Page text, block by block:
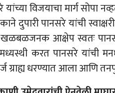
विजयाचा मार्ग सोपा
दुपारी पानसरे यांची
खळबळजनक आक्षेप स्वतः
करत पानसरे यांची
ग्राह्य धरण्यात आला आणि